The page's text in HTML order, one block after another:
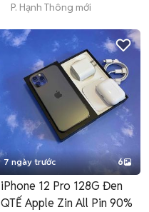
P. Hạnh Thông mới
7 ngày trước 6
iPhone 12 Pro 128G Đen
QTẾ Apple Zin All Pin 90%